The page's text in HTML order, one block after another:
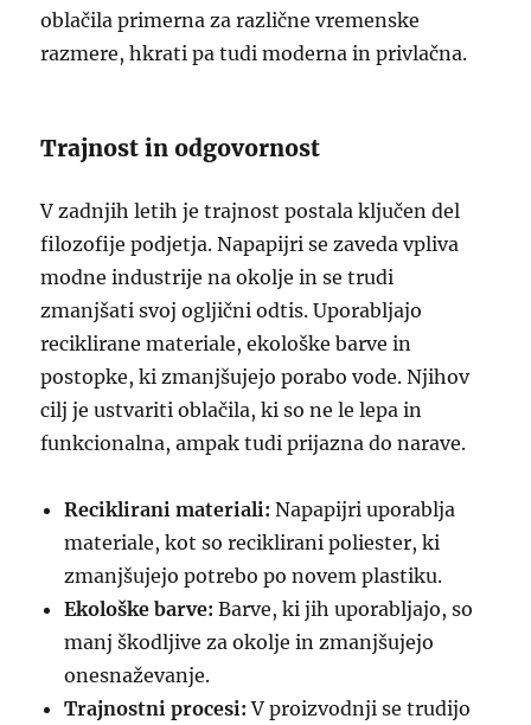
oblačila primerna za različne vremenske
razmere, hkrati pa tudi moderna in privlačna.
Trajnost in odgovornost
V zadnjih letih je trajnost postala ključen del
filozofije podjetja. Napapijri se zaveda vpliva
modne industrije na okolje in se trudi
zmanjšati svoj ogljični odtis. Uporabljajo
reciklirane materiale, ekološke barve in
postopke, ki zmanjšujejo porabo vode. Njihov
cilj je ustvariti oblačila, ki so ne le lepa in
funkcionalna, ampak tudi prijazna do narave.
Reciklirani materiali: Napapijri uporablja
materiale, kot so reciklirani poliester, ki
zmanjšujejo potrebo po novem plastiku.
Ekološke barve: Barve, ki jih uporabljajo, so
manj škodljive za okolje in zmanjšujejo
onesnaževanje.
Trajnostni procesi: V proizvodnji se trudijo